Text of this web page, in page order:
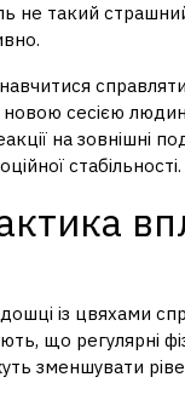
не такий
сесією
на зовнішні
стабільності.
із цвяхами
що регулярні
зменшувати